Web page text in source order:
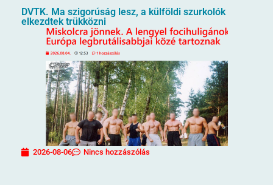
DVTK. Ma szigorúság lesz, a külföldi szurkolók
elkezdtek trükközni
2026-08-06 Nincs hozzászólás